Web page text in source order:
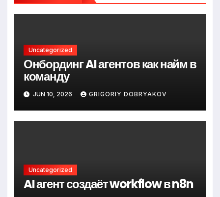
Uncategorized
Онбординг AI агентов как найм в
команду
JUN 10, 2026 GRIGORIY DOBRYAKOV
Uncategorized
AI агент создаёт workflow в n8n